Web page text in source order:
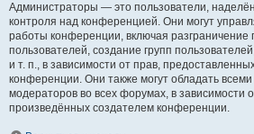
Администраторы — это пользователи,
контроля над конференцией. Они могут
работы конференции, включая разграничение
пользователей, создание групп
и т. п., в зависимости от прав,
конференции. Они также могут обладать
модераторов во всех форумах, в зависимости
произведённых создателем конференции.